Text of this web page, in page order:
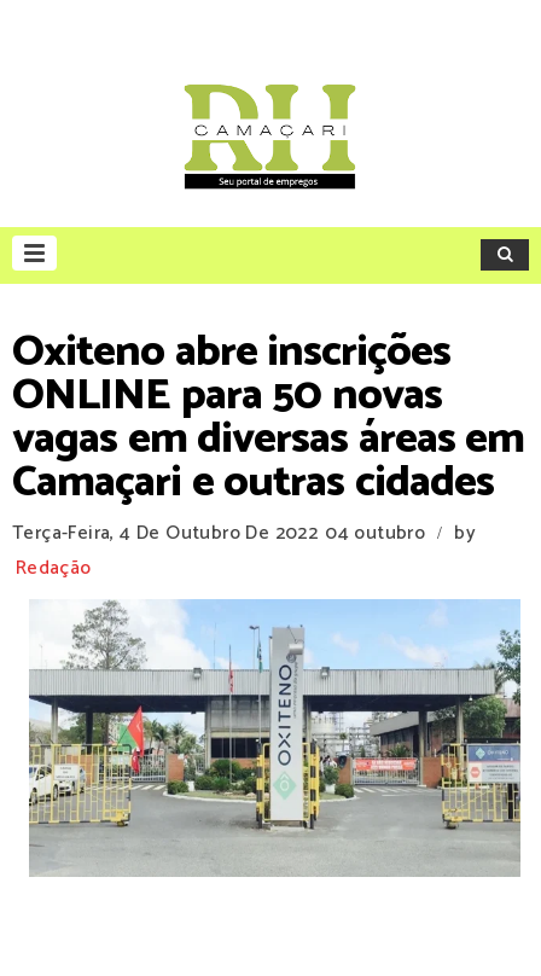
Oxiteno abre inscrições
ONLINE para 50 novas
vagas em diversas áreas em
Camaçari e outras cidades
Terça-Feira, 4 De Outubro De 2022 04 outubro /
by
Redação